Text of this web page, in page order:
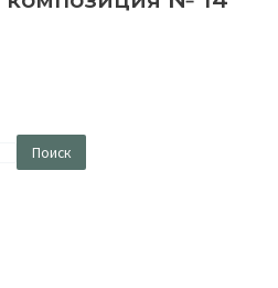
Поиск